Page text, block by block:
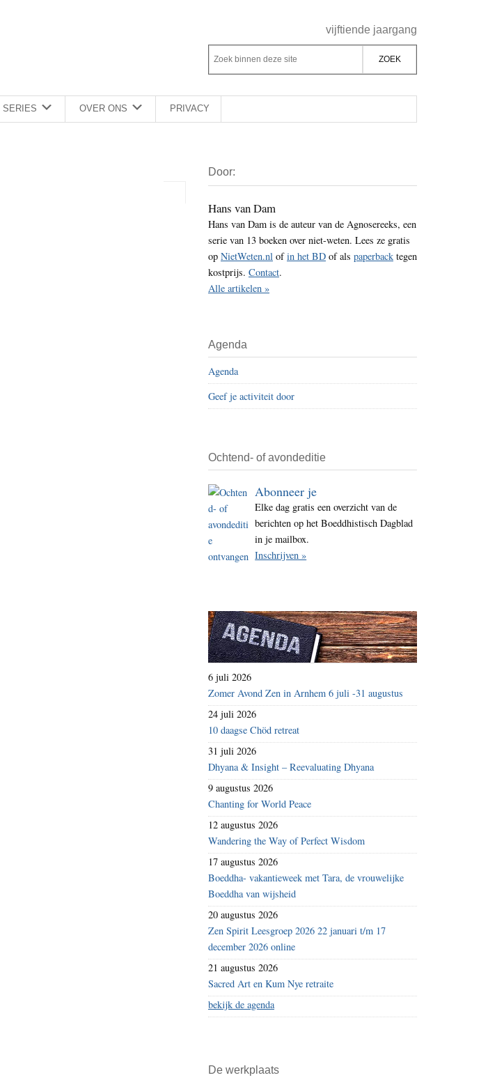
Rechts
vijftiende jaargang
Z
o
e
k
d
e
z
e
s
i
t
Z
o
k
b
n
n
e
z
e
t
e
SERIES OVER ONS PRIVACY
Sidebar
Door:
Hans van Dam
Hans van Dam is de auteur van de Agnosereeks, een
serie van 13 boeken over niet-weten. Lees ze gratis
op NietWeten.nl ofin het BD of als paperback tegen
kostprijs. Contact.
Alle artikelen »
Agenda
Agenda
Geef je activiteit door
Ochtend- of avondeditie
Abonneer je
Elke dag gratis een overzicht van de
berichten op het Boeddhistisch Dagblad
in je mailbox.
Inschrijven »
6 juli 2026
Zomer Avond Zen in Arnhem 6 juli -31 augustus
24 juli 2026
10 daagse Chöd retreat
31 juli 2026
Dhyana & Insight – Reevaluating Dhyana
9 augustus 2026
Chanting for World Peace
12 augustus 2026
Wandering the Way of Perfect Wisdom
17 augustus 2026
Boeddha- vakantieweek met Tara, de vrouwelijke
Boeddha van wijsheid
20 augustus 2026
Zen Spirit Leesgroep 2026 22 januari t/m 17
december 2026 online
21 augustus 2026
Sacred Art en Kum Nye retraite
bekijk de agenda
De werkplaats